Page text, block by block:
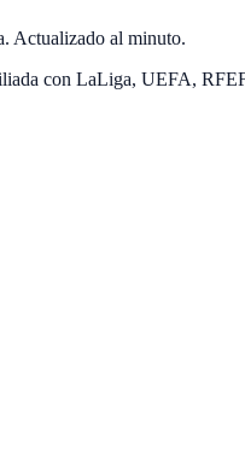
Actualizado al minuto.
con LaLiga, UEFA,